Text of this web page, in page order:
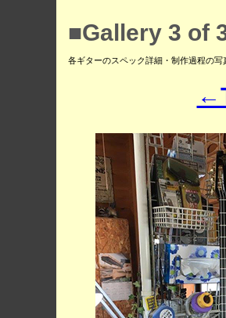
■Gallery 3 of
各ギターのスペック詳細・制作過程の